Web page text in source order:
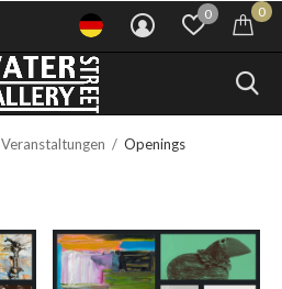
0 0
Veranstaltungen Openings